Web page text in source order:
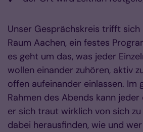
Unser Gesprächskreis trifft
Raum Aachen, ein festes
es geht um das, was jeder
wollen einander zuhören, aktiv
offen aufeinander einlassen. Im
Rahmen des Abends kann
er sich traut wirklich von sich zu
dabei herausfinden, wie und